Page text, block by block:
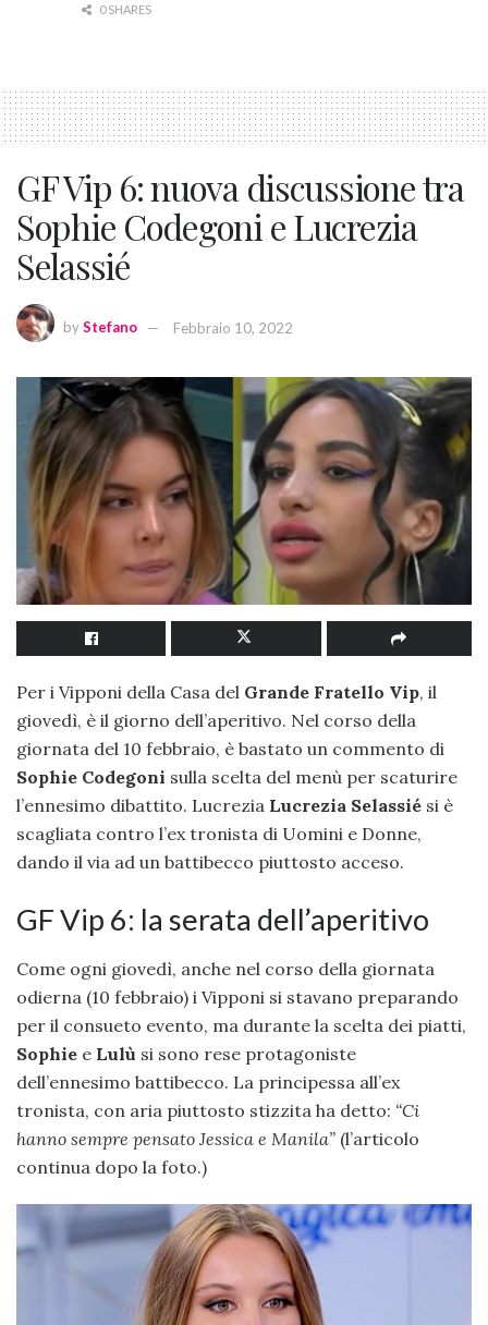
0 SHARES
GF Vip 6: nuova discussione tra
Sophie Codegoni e Lucrezia
Selassié
byStefano Febbraio 10, 2022
Per i Vipponi della Casa del Grande Fratello Vip, il
giovedì, è il giorno dell’aperitivo. Nel corso della
giornata del 10 febbraio, è bastato un commento di
Sophie Codegoni sulla scelta del menù per scaturire
l’ennesimo dibattito. Lucrezia Lucrezia Selassié si è
scagliata contro l’ex tronista di Uomini e Donne,
dando il via ad un battibecco piuttosto acceso.
GF Vip 6: la serata dell’aperitivo
Come ogni giovedì, anche nel corso della giornata
odierna (10 febbraio) i Vipponi si stavano preparando
per il consueto evento, ma durante la scelta dei piatti,
Sophie e Lulù si sono rese protagoniste
dell’ennesimo battibecco. La principessa all’ex
tronista, con aria piuttosto stizzita ha detto: “Ci
hanno sempre pensato Jessica e Manila” (l’articolo
continua dopo la foto.)